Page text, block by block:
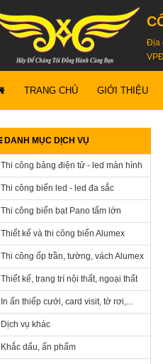
Địa
TRANG CHỦ GIỚI THIỆU
DANH MỤC DỊCH VỤ
Thi công bảng điện tử - led màn hình
Thi công biển led - led đa sắc
Thi công biển bạt Pano tấm lớn
Thiết kế và thi công biển Alumex
Thi công ốp trần, tường, vách Alumex
Thiết kế, trang trí nội thất, ngoại thất
In ấn thiếp cưới, card visit, tờ rơi,...
Dịch vụ khác
Khắc dấu, ấn phẩm